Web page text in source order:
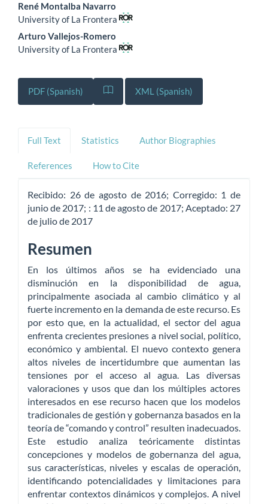
René Montalba Navarro
University of La Frontera
Arturo Vallejos-Romero
University of La Frontera
PDF (Spanish) XML (Spanish)
Full Text Statistics Author Biographies
References How to Cite
Recibido: 26 de agosto de 2016; Corregido: 1 de
junio de 2017; : 11 de agosto de 2017; Aceptado: 27
de julio de 2017
Resumen
En los últimos años se ha evidenciado una
disminución en la disponibilidad de agua,
principalmente asociada al cambio climático y al
fuerte incremento en la demanda de este recurso. Es
por esto que, en la actualidad, el sector del agua
enfrenta crecientes presiones a nivel social, político,
económico y ambiental. El nuevo contexto genera
altos niveles de incertidumbre que aumentan las
tensiones por el acceso al agua. Las diversas
valoraciones y usos que dan los múltiples actores
interesados en ese recurso hacen que los modelos
tradicionales de gestión y gobernanza basados en la
teoría de “comando y control” resulten inadecuados.
Este estudio analiza teóricamente distintas
concepciones y modelos de gobernanza del agua,
sus características, niveles y escalas de operación,
identificando potencialidades y limitaciones para
enfrentar contextos dinámicos y complejos. A nivel